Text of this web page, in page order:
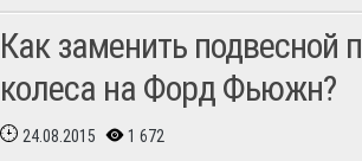
Как заменить подвесной
колеса на Форд Фьюжн?
24.08.2015 1 672